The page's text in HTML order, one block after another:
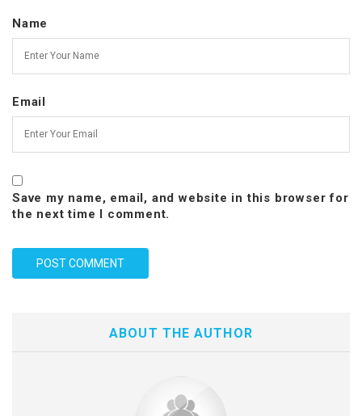
Name
Email
Save my name, email, and website in this browser for
the next time I comment.
ABOUT THE AUTHOR